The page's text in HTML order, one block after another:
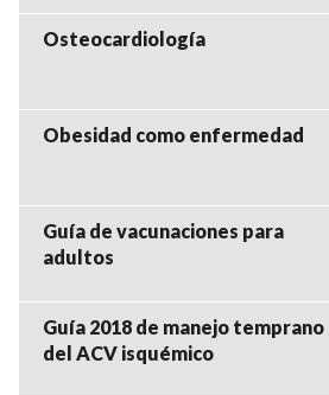
Osteocardiología
Obesidad como enfermedad
Guía de vacunaciones para
adultos
Guía 2018 de manejo temprano
del ACV isquémico